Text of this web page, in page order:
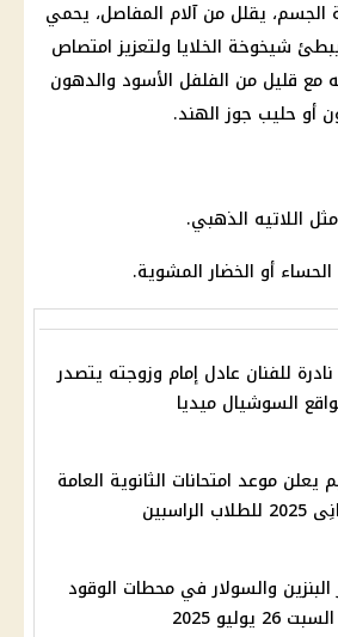
الجسم، يقلل من آلام المفاصل، يحمي
شيخوخة الخلايا ولتعزيز امتصاص
مع قليل من الفلفل الأسود والدهون
أو حليب جوز الهند.
اللاتيه الذهبي.
أو الخضار المشوية.
للفنان عادل إمام وزوجته يتصدر
السوشيال ميديا
يعلن موعد امتحانات الثانوية العامة
البنزين والسولار في محطات الوقود
يوليو 2025